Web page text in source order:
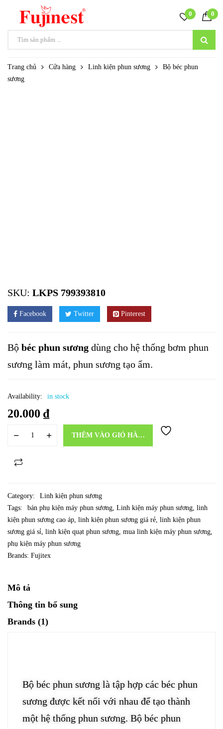
0 0
Trang chủ Cửa hàng Linh kiện phun sương
Bộ béc phun
sương
SKU: LKPS 799393810
Facebook Twitter Pinterest
Bộ béc phun sương dùng cho hệ thống bơm phun
sương làm mát, phun sương tạo ẩm.
Availability: in stock
20.000 ₫
THÊM VÀO GIỎ HÀNG
Category:
Linh kiện phun sương
Tags:
bán phụ kiện máy phun sương, Linh kiện máy phun sương, linh
kiện phun sương cao áp, linh kiện phun sương giá rẻ, linh kiện phun
sương giá sỉ, linh kiện quạt phun sương, mua linh kiện máy phun sương,
phụ kiện máy phun sương
Brands: Fujitex
Mô tả
Thông tin bổ sung
Brands (1)
Bộ béc phun sương là tập hợp các béc phun
sương được kết nối với nhau để tạo thành
một hệ thống phun sương. Bộ béc phun